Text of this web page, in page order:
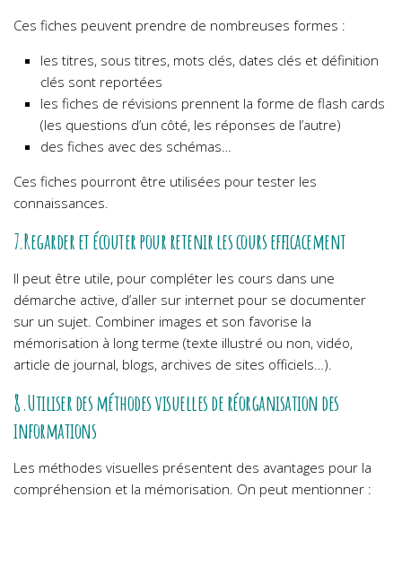
Ces fiches peuvent prendre de nombreuses formes :
les titres, sous titres, mots clés, dates clés et définition
clés sont reportées
les fiches de révisions prennent la forme de flash cards
(les questions d’un côté, les réponses de l’autre)
des fiches avec des schémas…
Ces fiches pourront être utilisées pour tester les
connaissances.
7.Regarder et écouter pour retenir les cours efficacement
Il peut être utile, pour compléter les cours dans une
démarche active, d’aller sur internet pour se documenter
sur un sujet. Combiner images et son favorise la
mémorisation à long terme (texte illustré ou non, vidéo,
article de journal, blogs, archives de sites officiels…).
8.Utiliser des méthodes visuelles de réorganisation des
informations
Les méthodes visuelles présentent des avantages pour la
compréhension et la mémorisation. On peut mentionner :